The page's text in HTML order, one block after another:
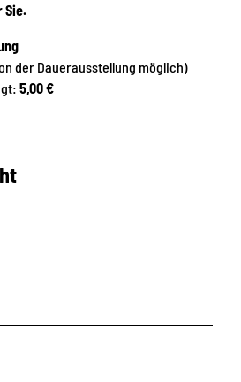
Sie.
der Dauerausstellung möglich)
5,00 €